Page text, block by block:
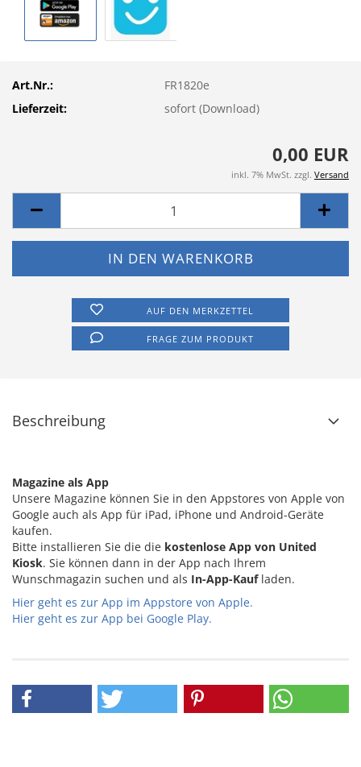
Art.Nr.:
FR1820e
Lieferzeit:
sofort (Download)
0,00 EUR
inkl. 7% MwSt. zzgl. Versand
AUF DEN MERKZETTEL
FRAGE ZUM PRODUKT
Beschreibung
Magazine als App
Unsere Magazine können Sie in den Appstores von Apple von
Google auch als App für iPad, iPhone und Android-Geräte
kaufen.
Bitte installieren Sie die die kostenlose App von United
Kiosk. Sie können dann in der App nach Ihrem
Wunschmagazin suchen und als In-App-Kauf laden.
Hier geht es zur App im Appstore von Apple.
Hier geht es zur App bei Google Play.